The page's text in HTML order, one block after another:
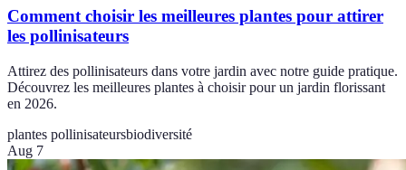
Comment choisir les meilleures plantes pour attirer
les pollinisateurs
Attirez des pollinisateurs dans votre jardin avec notre guide pratique.
Découvrez les meilleures plantes à choisir pour un jardin florissant
en 2026.
plantes pollinisateursbiodiversité
Aug 7